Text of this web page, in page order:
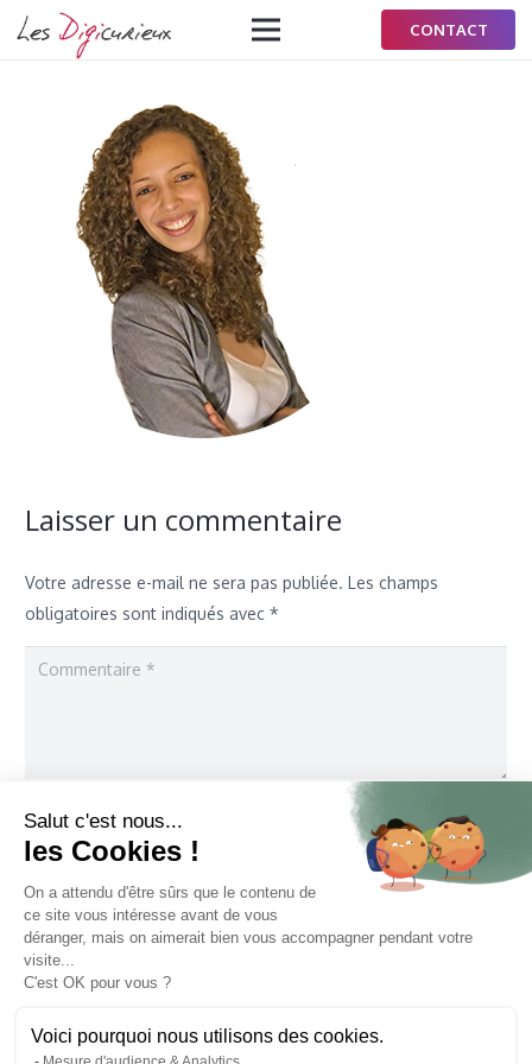
CONTACT
Laisser un commentaire
Votre adresse e-mail ne sera pas publiée. Les champs
obligatoires sont indiqués avec *
Enregistrer mon nom, mon e-mail et mon site dans le
navigateur pour mon prochain commentaire.
Salut c'est nous...
les Cookies !
On a attendu d'être sûrs que le contenu de
ce site vous intéresse avant de vous
déranger, mais on aimerait bien vous accompagner pendant votre
visite...
C'est OK pour vous ?
Voici pourquoi nous utilisons des cookies.